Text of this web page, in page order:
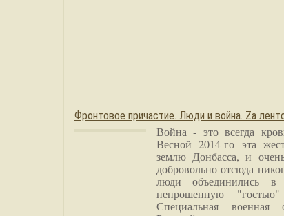
Фронтовое причастие. Люди и война. Zа
Война - это всегда
Весной 2014-го эта
землю Донбасса, и
добровольно отсюда
люди объединились
непрошенную
Специальная военная